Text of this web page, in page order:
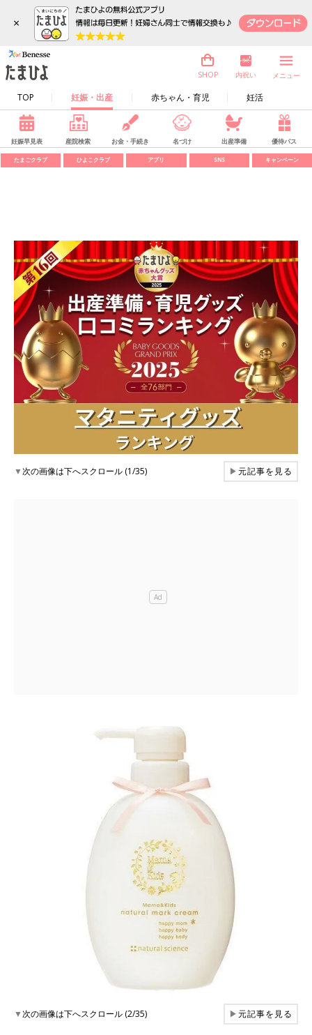
×
TOP 妊娠・出産 赤ちゃん・育児 妊活
SHOP 内祝い メニュー
妊娠早見表 産院検索 お金・手続き 名づけ 出産準備 優待パス
たまごクラブ ひよこクラブ アプリ SNS キャンペーン
▼次の画像は下へスクロール (1/35) ▶元記事を見る
▼次の画像は下へスクロール (2/35) ▶元記事を見る